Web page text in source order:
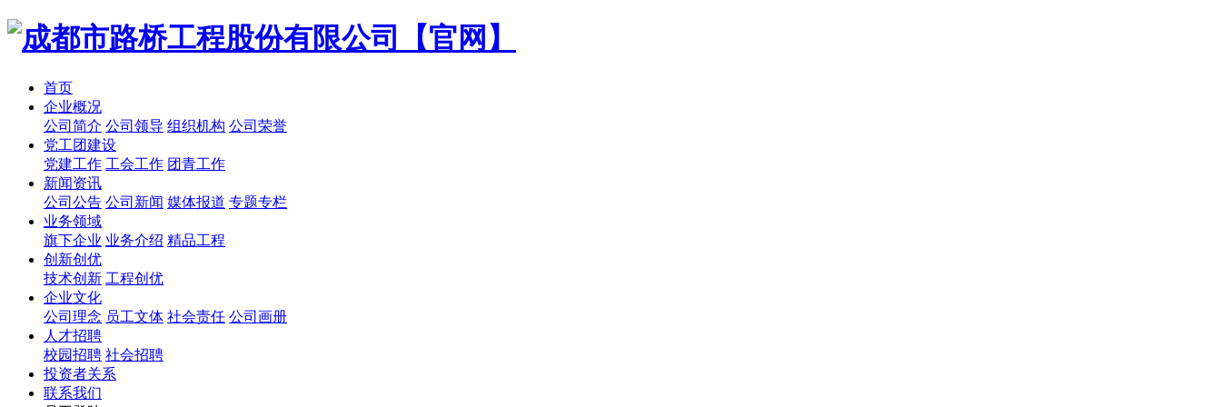
首页
企业概况
公司简介 公司领导 组织机构 公司荣誉
党工团建设
党建工作 工会工作 团青工作
新闻资讯
公司公告 公司新闻 媒体报道 专题专栏
业务领域
旗下企业 业务介绍 精品工程
创新创优
技术创新 工程创优
企业文化
公司理念 员工文体 社会责任 公司画册
人才招聘
校园招聘 社会招聘
投资者关系
联系我们